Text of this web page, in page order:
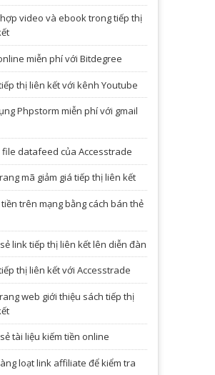
video và ebook trong tiếp thị
miễn phí với Bitdegree
thị liên kết với kênh Youtube
Phpstorm miễn phí với gmail
file datafeed của Accesstrade
mã giảm giá tiếp thị liên kết
tiền trên mạng bằng cách bán thẻ
link tiếp thị liên kết lên diễn đàn
thị liên kết với Accesstrade
web giới thiệu sách tiếp thị
tài liệu kiếm tiền online
loạt link affiliate để kiểm tra